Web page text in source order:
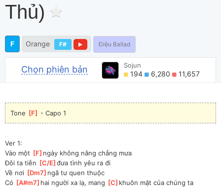
Thủ)
F Orange F# Điệu Ballad
Chọn phiên bản Sojun
194 6,280 11,657
Tone [F - Capo 1
Ver 1:
Vào một [F ]ngày không nắng chẳng mưa
Đôi ta tiễn [C/E ]
đưa tình yêu ra đi
Về nơi [Dm7 ]ngã tư quen thuộc
Có [A#m7 ]hai người xa lạ, mang [C ]khuôn mặt của chúng ta